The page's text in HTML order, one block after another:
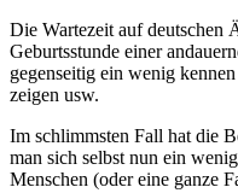
Die Wartezeit auf deutschen
Geburtsstunde einer
gegenseitig ein wenig
zeigen usw.
Im schlimmsten Fall hat die
man sich selbst nun ein
Menschen (oder eine ganze